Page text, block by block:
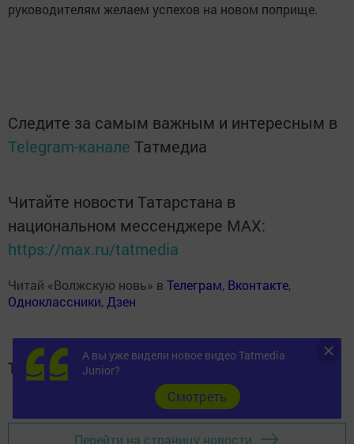
руководителям желаем успехов на новом поприще.
Следите за самым важным и интересным в
Telegram-канале Татмедиа
Читайте новости Татарстана в
национальном мессенджере MАХ:
https://max.ru/tatmedia
Читай «Волжскую новь» в Телеграм, Вконтакте,
Одноклассники, Дзен
Теги:
250
Перейти на страницу новости
А вы уже видели новое видео Tatmedia
Junior?
Cмотреть